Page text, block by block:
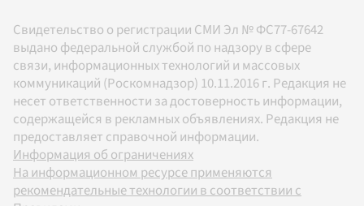
Свидетельство о регистрации СМИ Эл № ФС77-67642
выдано федеральной службой по надзору в сфере
связи, информационных технологий и массовых
коммуникаций (Роскомнадзор) 10.11.2016 г. Редакция не
несет ответственности за достоверность информации,
содержащейся в рекламных объявлениях. Редакция не
предоставляет справочной информации.
Информация об ограничениях
На информационном ресурсе применяются
рекомендательные технологии в соответствии с